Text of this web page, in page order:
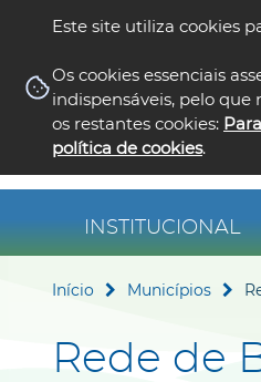
Este site utiliza cookies
Os cookies essenciais
indispensáveis, pelo
os restantes cookies:
política de cookies.
INSTITUCIONAL
Início Municípios
Rede de